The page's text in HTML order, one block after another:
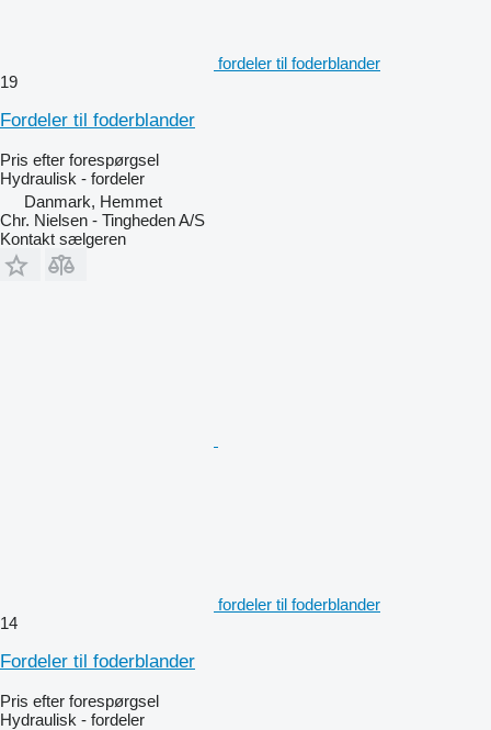
fordeler til foderblander
19
Fordeler til foderblander
Pris efter forespørgsel
Hydraulisk - fordeler
Danmark, Hemmet
Chr. Nielsen - Tingheden A/S
Kontakt sælgeren
fordeler til foderblander
14
Fordeler til foderblander
Pris efter forespørgsel
Hydraulisk - fordeler